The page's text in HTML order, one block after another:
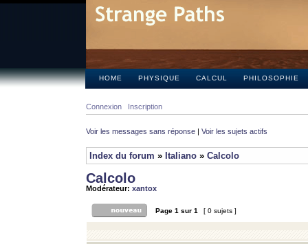
HOME PHYSIQUE CALCUL PHILOSOPHIE
Connexion Inscription
Voir les messages sans réponse | Voir les sujets actifs
Index du forum » Italiano » Calcolo
Calcolo
Modérateur: xantox
Page 1 sur 1 [ 0 sujets ]